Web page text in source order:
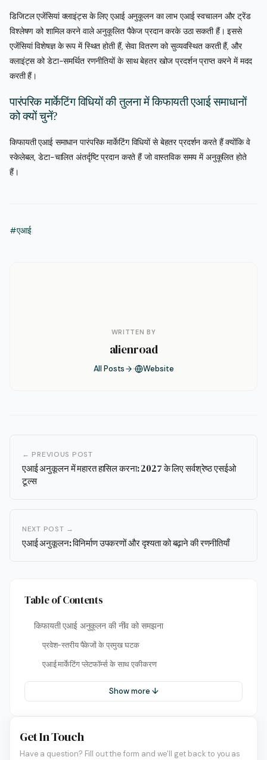
डिजिटल एजेंसियां क्लाइंट्स के लिए एआई अनुकूलन का लाभ एआई स्वचालन और ट्रेंड
विश्लेषण को शामिल करने वाले अनुकूलित पैकेज प्रदान करके उठा सकती हैं। इससे
एजेंसियां विशेषज्ञ के रूप में स्थित होती हैं, सेवा वितरण को सुव्यवस्थित करती हैं, और
क्लाइंट्स को डेटा-समर्थित रणनीतियों के साथ बेहतर खोज प्रदर्शन प्राप्त करने में मदद
करती हैं।
पारंपरिक मार्केटिंग विधियों की तुलना में किफायती एआई समाधानों
को क्यों चुनें?
किफायती एआई समाधान पारंपरिक मार्केटिंग विधियों से बेहतर प्रदर्शन करते हैं क्योंकि वे
स्केलेबल, डेटा-चालित अंतर्दृष्टि प्रदान करते हैं जो वास्तविक समय में अनुकूलित होते
हैं।
#एआई
WRITTEN BY
alienroad
All Posts Website
← PREVIOUS POST
एआई अनुकूलन में महारत हासिल करना: 2027 के लिए सर्वश्रेष्ठ एसईओ
टूल्स
NEXT POST →
एआई अनुकूलन: विनिर्माण उपकरणों और दृश्यता को बढ़ाने की रणनीतियाँ
Table of Contents
किफायती एआई अनुकूलन की नींव को समझना
प्रवेश-स्तरीय पैकेजों के प्रमुख घटक
एआई मार्केटिंग प्लेटफॉर्म्स के साथ एकीकरण
Show more ↓
Get In Touch
Have a question? Fill out the form and we'll get back to you as